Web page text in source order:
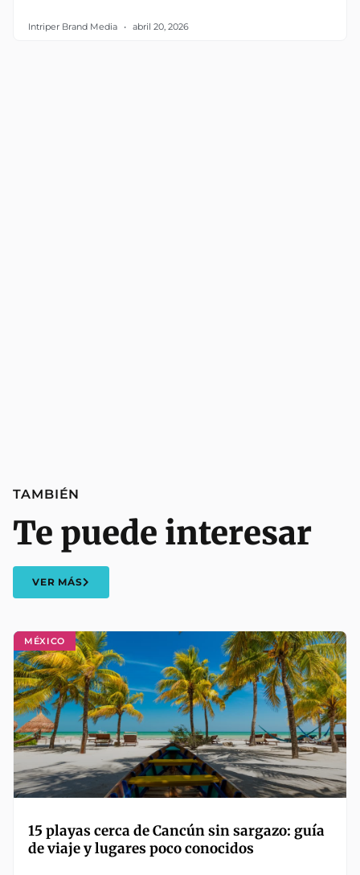
Intriper Brand Media abril 20, 2026
MÉXICO
15 playas cerca de Cancún sin sargazo: guía
de viaje y lugares poco conocidos
TAMBIÉN
Te puede interesar
VER MÁS